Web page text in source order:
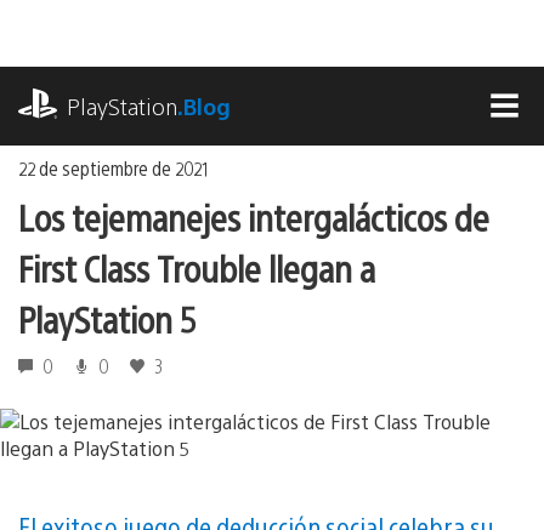
contenido
PlayStation.Blog
22 de septiembre de 2021
Los tejemanejes intergalácticos de
First Class Trouble llegan a
PlayStation 5
0 0 3